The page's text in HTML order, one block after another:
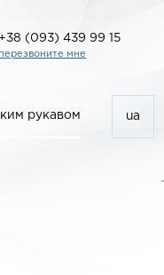
+38 (093) 439 99 15
перезвоните мне
рукавом ua